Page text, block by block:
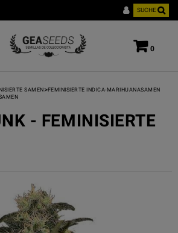
SUCHE
0
SAMEN>FEMINISIERTE INDICA-MARIHUANASAMEN
- FEMINISIERTE